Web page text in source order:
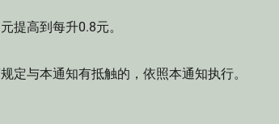
高到每升0.8元。
与本通知有抵触的，依照本通知执行。